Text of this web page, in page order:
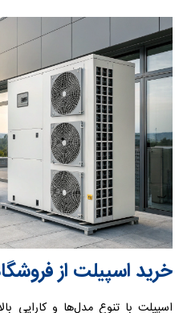
خرید اسپیلت از
اسپیلت با تنوع مدل‌ها و کارایی